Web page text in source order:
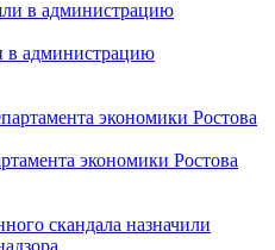
в администрацию
экономики Ростова